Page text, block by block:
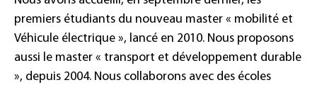
premiers étudiants du nouveau master « mobilité et
Véhicule électrique », lancé en 2010. Nous proposons
aussi le master « transport et développement durable
», depuis 2004. Nous collaborons avec des écoles